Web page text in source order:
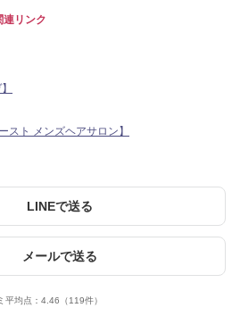
リンク
スト メンズヘアサロン】
LINEで送る
メールで送る
平均点： 4.46 （119件）